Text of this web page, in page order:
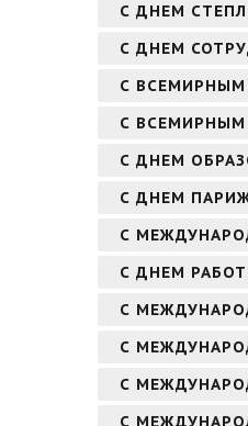
С ДНЕМ
С ДНЕМ
С
С
С ДНЕМ
С ДНЕМ
С
С ДНЕМ
С
С
С
С